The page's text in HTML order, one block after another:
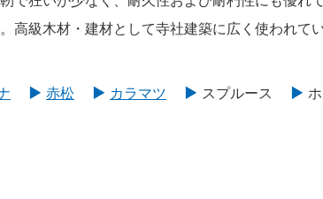
高級木材・建材として寺社建築に広く使われてい
赤松 カラマツ スプルース